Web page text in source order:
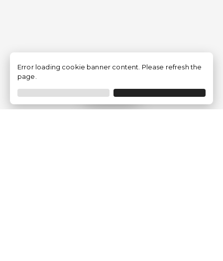
Filtro
Error loading cookie banner content. Please refresh the
page.